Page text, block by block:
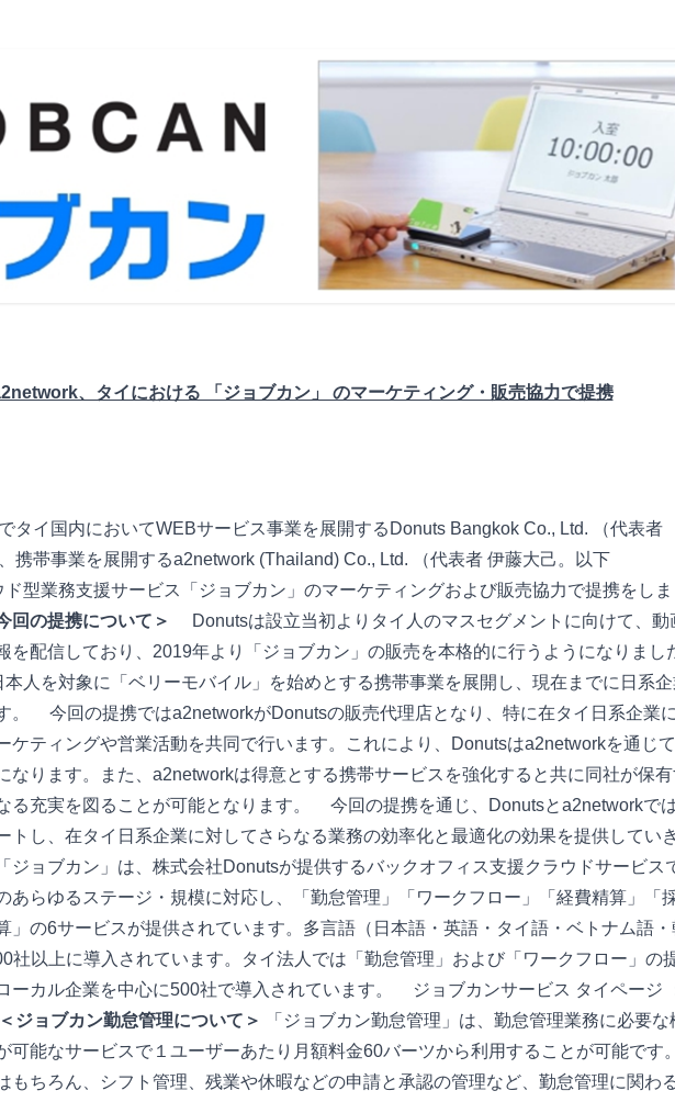
、タイにおける 「ジョブカン」 のマーケティング・販売協力で提携
タイ国内においてWEBサービス事業を展開するDonuts Bangkok Co., Ltd. （代表
携帯事業を展開するa2network (Thailand) Co., Ltd. （代表者 伊藤大己。以下
ド型業務支援サービス「ジョブカン」のマーケティングおよび販売協力で提携をし
回の提携について＞
Donutsは設立当初よりタイ人のマスセグメントに向けて、動
を配信しており、2019年より「ジョブカン」の販売を本格的に行うようになりまし
人を対象に「ベリーモバイル」を始めとする携帯事業を展開し、現在までに日系
。
今回の提携ではa2networkがDonutsの販売代理店となり、特に在タイ日系企業
ケティングや営業活動を共同で行います。これにより、Donutsはa2networkを通じ
なります。また、a2networkは得意とする携帯サービスを強化すると共に同社が保
る充実を図ることが可能となります。
今回の提携を通じ、Donutsとa2networkで
トし、在タイ日系企業に対してさらなる業務の効率化と最適化の効果を提供していき
「ジョブカン」は、株式会社Donutsが提供するバックオフィス支援クラウドサービス
あらゆるステージ・規模に対応し、「勤怠管理」「ワークフロー」「経費精算」「
」の6サービスが提供されています。多言語（日本語・英語・タイ語・ベトナム語・
社以上に導入されています。タイ法人では「勤怠管理」および「ワークフロー」の
ーカル企業を中心に500社で導入されています。
ジョブカンサービス タイページ
＜ジョブカン勤怠管理について＞
「ジョブカン勤怠管理」は、勤怠管理業務に必要な
可能なサービスで１ユーザーあたり月額料金60バーツから利用することが可能です
もちろん、シフト管理、残業や休暇などの申請と承認の管理など、勤怠管理に関わ